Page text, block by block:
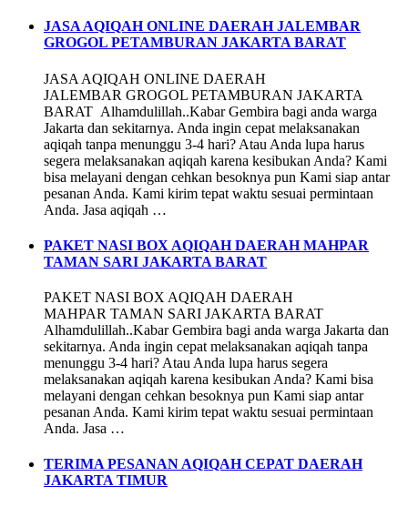
JASA AQIQAH ONLINE DAERAH JALEMBAR
GROGOL PETAMBURAN JAKARTA BARAT
JASA AQIQAH ONLINE DAERAH
JALEMBAR GROGOL PETAMBURAN JAKARTA
BARAT Alhamdulillah..Kabar Gembira bagi anda warga
Jakarta dan sekitarnya. Anda ingin cepat melaksanakan
aqiqah tanpa menunggu 3-4 hari? Atau Anda lupa harus
segera melaksanakan aqiqah karena kesibukan Anda? Kami
bisa melayani dengan cehkan besoknya pun Kami siap antar
pesanan Anda. Kami kirim tepat waktu sesuai permintaan
Anda. Jasa aqiqah …
PAKET NASI BOX AQIQAH DAERAH MAHPAR
TAMAN SARI JAKARTA BARAT
PAKET NASI BOX AQIQAH DAERAH
MAHPAR TAMAN SARI JAKARTA BARAT
Alhamdulillah..Kabar Gembira bagi anda warga Jakarta dan
sekitarnya. Anda ingin cepat melaksanakan aqiqah tanpa
menunggu 3-4 hari? Atau Anda lupa harus segera
melaksanakan aqiqah karena kesibukan Anda? Kami bisa
melayani dengan cehkan besoknya pun Kami siap antar
pesanan Anda. Kami kirim tepat waktu sesuai permintaan
Anda. Jasa …
TERIMA PESANAN AQIQAH CEPAT DAERAH
JAKARTA TIMUR